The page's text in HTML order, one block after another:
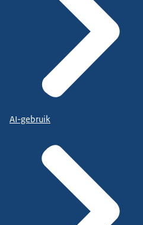
AI-gebruik